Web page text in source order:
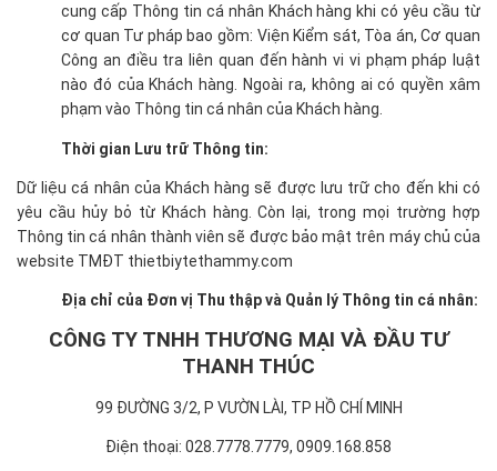
cung cấp Thông tin cá nhân Khách hàng khi có yêu cầu từ
cơ quan Tư pháp bao gồm: Viện Kiểm sát, Tòa án, Cơ quan
Công an điều tra liên quan đến hành vi vi phạm pháp luật
nào đó của Khách hàng. Ngoài ra, không ai có quyền xâm
phạm vào Thông tin cá nhân của Khách hàng.
Thời gian Lưu trữ Thông tin:
Dữ liệu cá nhân của Khách hàng sẽ được lưu trữ cho đến khi có
yêu cầu hủy bỏ từ Khách hàng. Còn lại, trong mọi trường hợp
Thông tin cá nhân thành viên sẽ được bảo mật trên máy chủ của
website TMĐT thietbiytethammy.com
Địa chỉ của Đơn vị Thu thập và Quản lý Thông tin cá nhân:
CÔNG TY TNHH THƯƠNG MẠI VÀ ĐẦU TƯ
THANH THÚC
99 ĐƯỜNG 3/2, P VƯỜN LÀI, TP HỒ CHÍ MINH
Điện thoại: 028.7778.7779, 0909.168.858